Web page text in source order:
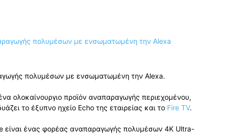
πολυμέσων με ενσωματωμένη την Alexa.
ολοκαίνουργιο προϊόν αναπαραγωγής περιεχομένου,
το έξυπνο ηχείο Echo της εταιρείας και το Fire TV.
είναι ένας φορέας αναπαραγωγής πολυμέσων 4K Ultra-